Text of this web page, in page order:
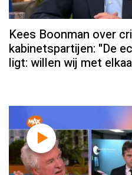
Kees Boonman over
kabinetspartijen: "De
ligt: willen wij met